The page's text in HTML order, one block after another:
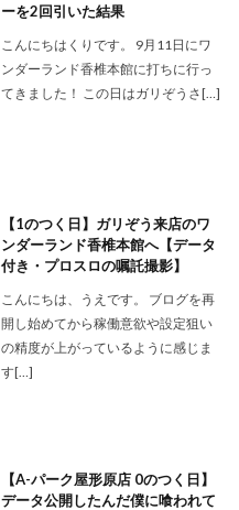
ーを2回引いた結果
こんにちはくりです。 9月11日にワ
ンダーランド香椎本館に打ちに行っ
てきました！ この日はガリぞうさ[…]
【1のつく日】ガリぞう来店のワ
ンダーランド香椎本館へ【データ
付き・プロスロの嘱託撮影】
こんにちは、うえです。 ブログを再
開し始めてから稼働意欲や設定狙い
の精度が上がっているように感じま
す[…]
【A-パーク屋形原店 0のつく日】
データ公開したんだ僕に喰われて